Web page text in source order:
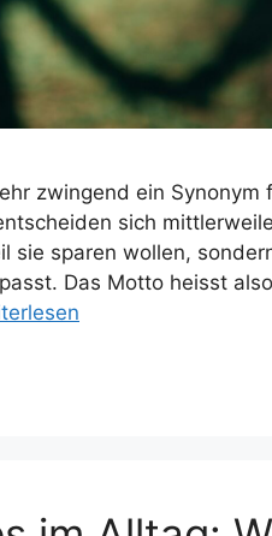
zwingend ein Synonym
sich
sie sparen wollen,
Das Motto heisst